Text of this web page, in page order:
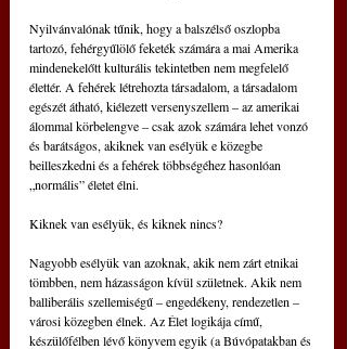
Nyilvánvalónak tűnik, hogy a balszélső oszlopba
tartozó, fehérgyűlölő feketék számára a mai Amerika
mindenekelőtt kulturális tekintetben nem megfelelő
élettér. A fehérek létrehozta társadalom, a társadalom
egészét átható, kiélezett versenyszellem – az amerikai
álommal körbelengve – csak azok számára lehet vonzó
és barátságos, akiknek van esélyük e közegbe
beilleszkedni és a fehérek többségéhez hasonlóan
„normális” életet élni.
Kiknek van esélyük, és kiknek nincs?
Nagyobb esélyük van azoknak, akik nem zárt etnikai
tömbben, nem házasságon kívül születnek. Akik nem
balliberális szellemiségű – engedékeny, rendezetlen –
városi közegben élnek. Az Élet logikája című,
készülőfélben lévő könyvem egyik (a Búvópatakban és